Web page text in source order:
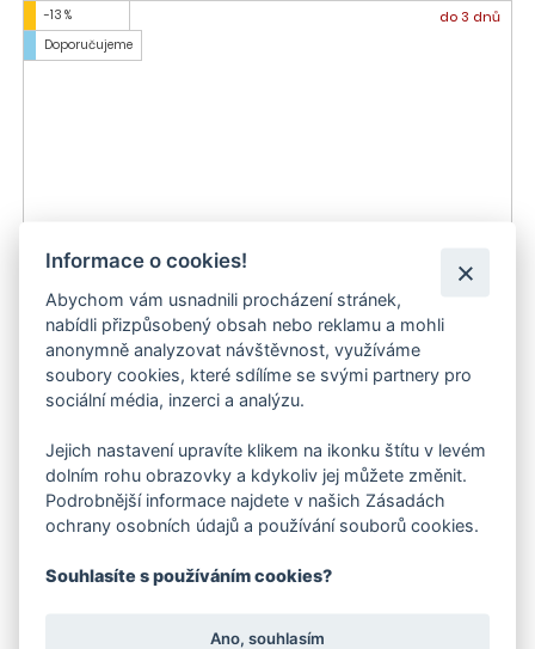
-13 %
Doporučujeme
do 3 dnů
Fukar na listí Kärcher LBL 4 BATTERY SET
7 260 Kč
-13 %
Doporučujeme
do 3 dnů
Informace o cookies!
Abychom vám usnadnili procházení stránek,
nabídli přizpůsobený obsah nebo reklamu a mohli
anonymně analyzovat návštěvnost, využíváme
soubory cookies, které sdílíme se svými partnery pro
sociální média, inzerci a analýzu.
Jejich nastavení upravíte klikem na ikonku štítu v levém
dolním rohu obrazovky a kdykoliv jej můžete změnit.
Podrobnější informace najdete v našich Zásadách
ochrany osobních údajů a používání souborů cookies.
Souhlasíte s používáním cookies?
Ano, souhlasím